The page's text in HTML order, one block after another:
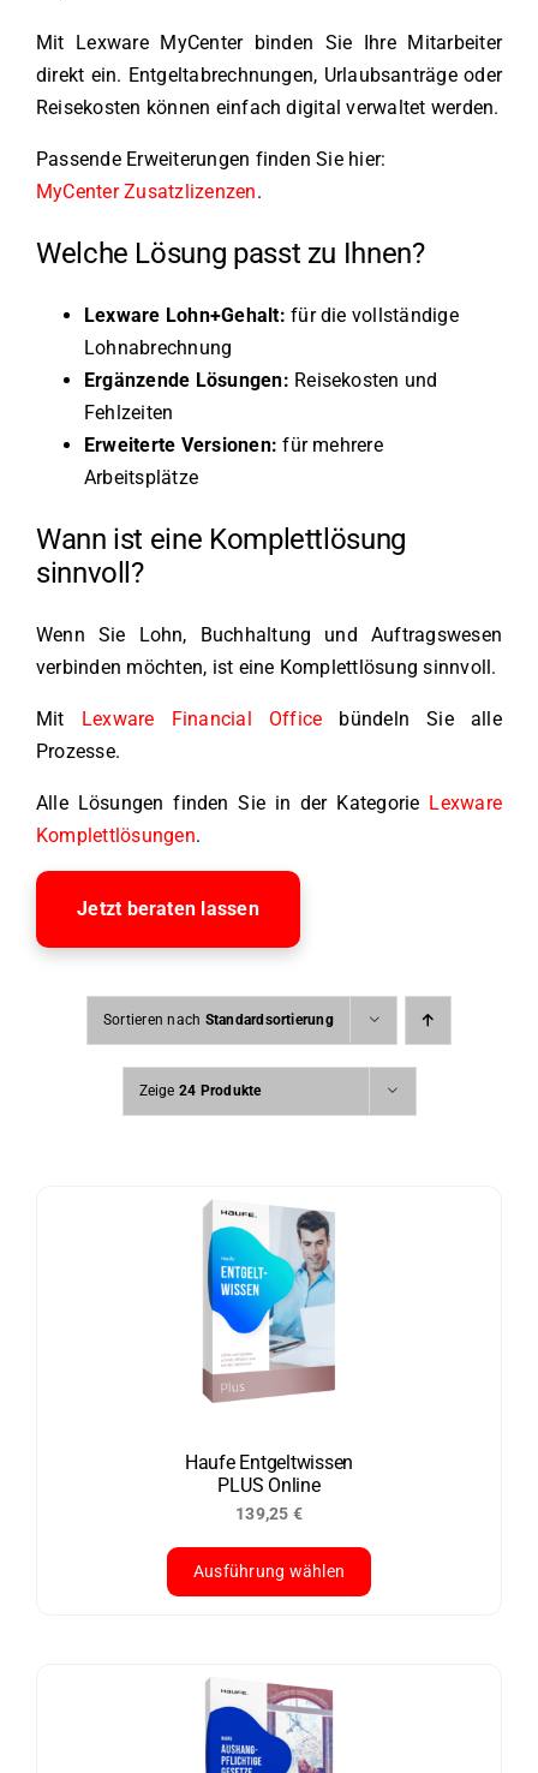
Mit Lexware MyCenter binden Sie Ihre Mitarbeiter
direkt ein. Entgeltabrechnungen, Urlaubsanträge oder
Reisekosten können einfach digital verwaltet werden.
Passende Erweiterungen finden Sie hier:
MyCenter Zusatzlizenzen.
Welche Lösung passt zu Ihnen?
Lexware Lohn+Gehalt: für die vollständige
Lohnabrechnung
Ergänzende Lösungen: Reisekosten und
Fehlzeiten
Erweiterte Versionen: für mehrere
Arbeitsplätze
Wann ist eine Komplettlösung
sinnvoll?
Wenn Sie Lohn, Buchhaltung und Auftragswesen
verbinden möchten, ist eine Komplettlösung sinnvoll.
Mit Lexware Financial Office bündeln Sie alle
Prozesse.
Alle Lösungen finden Sie in der Kategorie Lexware
Komplettlösungen.
Jetzt beraten lassen
Sortieren nach Standardsortierung
Zeige 24 Produkte
Haufe Entgelt­wissen
PLUS Online
139,25 €
Ausführung wählen
weist
mehrere
Varianten